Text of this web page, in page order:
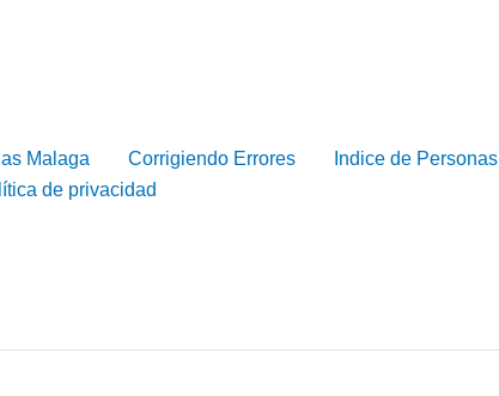
Malaga Corrigiendo Errores
Indice de Personas
de privacidad